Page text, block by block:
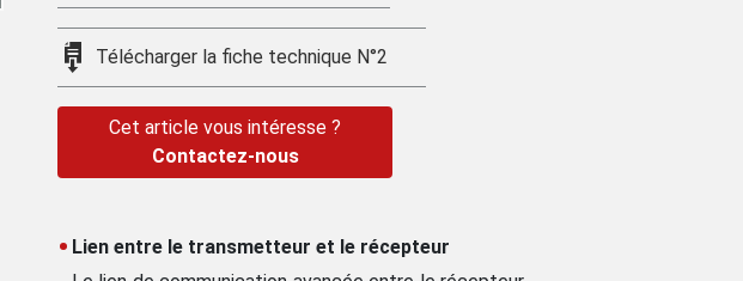
Télécharger la fiche technique N°2
Cet article vous intéresse ?
Contactez-nous
Lien entre le transmetteur et le récepteur